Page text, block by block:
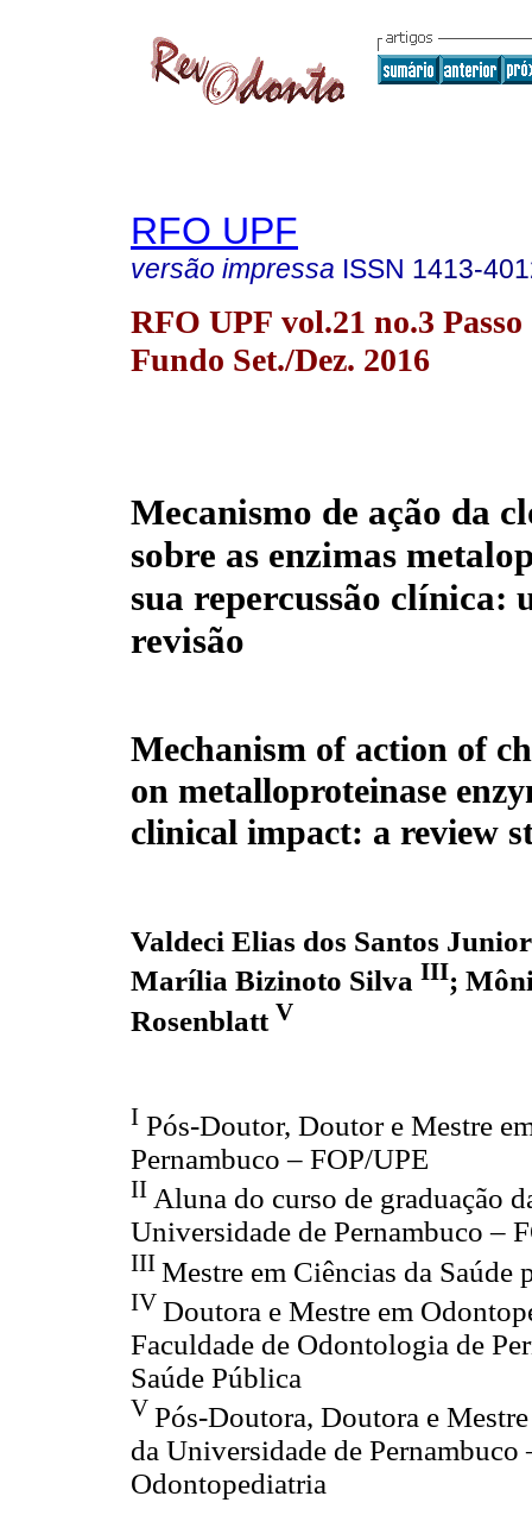
RFO UPF
versão impressa ISSN 1413-
RFO UPF vol.21 no.3 Passo
Fundo Set./Dez. 2016
Mecanismo de ação da
sobre as enzimas
sua repercussão clínica:
revisão
Mechanism of action of
on metalloproteinase
clinical impact: a review
Valdeci Elias dos Santos
Marília Bizinoto Silva III;
Rosenblatt V
I Pós-Doutor, Doutor e Mestre
Pernambuco – FOP/UPE
II Aluna do curso de graduação
Universidade de Pernambuco –
III Mestre em Ciências da
IV Doutora e Mestre em
Faculdade de Odontologia de
Saúde Pública
V Pós-Doutora, Doutora e
da Universidade de
Odontopediatria